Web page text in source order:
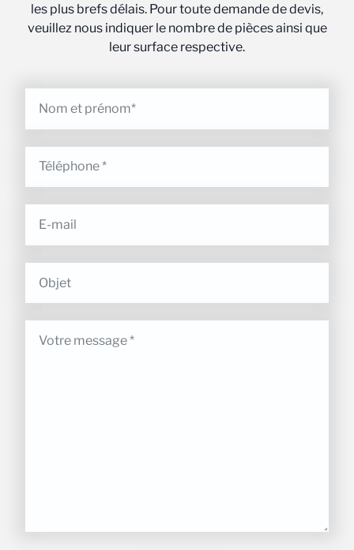
les plus brefs délais. Pour toute demande de devis,
veuillez nous indiquer le nombre de pièces ainsi que
leur surface respective.